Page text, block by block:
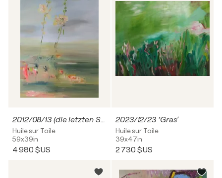
2012/08/13 (die letzten Stockrosen)
Huile sur Toile
59x39in
4 980 $US
2023/12/23 ‘Gras’
Huile sur Toile
39x47in
2 730 $US